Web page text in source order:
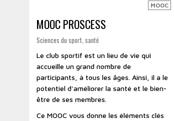
MOOC
MOOC PROSCESS
Sciences du sport, santé
Le club sportif est un lieu de vie qui
accueille un grand nombre de
participants, à tous les âges. Ainsi, il a le
potentiel d'améliorer la santé et le bien-
être de ses membres.
Ce MOOC vous donne les éléments clés